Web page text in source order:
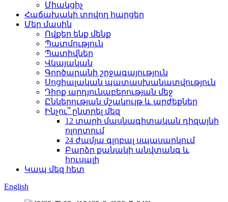
Միակցիչ
Հաճախակի տրվող հարցեր
Մեր մասին
Ովքեր ենք մենք
Պատմություն
Պատիվներ
Վկայական
Գործարանի շրջագայություն
Սոցիալական պատասխանատվություն
Դիրք արդյունաբերության մեջ
Ընկերության մշակույթ և արժեքներ
Ինչու՞ ընտրել մեզ
12 տարի մասնագիտական ​​դիզայնի
ոլորտում
24 ժամյա գլոբալ սպասարկում
Բարձր քանակի անվտանգ և
հուսալի
Կապ մեզ հետ
English